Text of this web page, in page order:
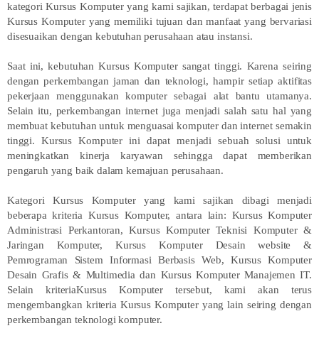
kategori Kursus Komputer yang kami sajikan, terdapat berbagai jenis
Kursus Komputer yang memiliki tujuan dan manfaat yang bervariasi
disesuaikan dengan kebutuhan perusahaan atau instansi.
Saat ini, kebutuhan Kursus Komputer sangat tinggi. Karena seiring
dengan perkembangan jaman dan teknologi, hampir setiap aktifitas
pekerjaan menggunakan komputer sebagai alat bantu utamanya.
Selain itu, perkembangan internet juga menjadi salah satu hal yang
membuat kebutuhan untuk menguasai komputer dan internet semakin
tinggi. Kursus Komputer ini dapat menjadi sebuah solusi untuk
meningkatkan kinerja karyawan sehingga dapat memberikan
pengaruh yang baik dalam kemajuan perusahaan.
Kategori Kursus Komputer yang kami sajikan dibagi menjadi
beberapa kriteria Kursus Komputer, antara lain: Kursus Komputer
Administrasi Perkantoran, Kursus Komputer Teknisi Komputer &
Jaringan Komputer, Kursus Komputer Desain website &
Pemrograman Sistem Informasi Berbasis Web, Kursus Komputer
Desain Grafis & Multimedia dan Kursus Komputer Manajemen IT.
Selain kriteriaKursus Komputer tersebut, kami akan terus
mengembangkan kriteria Kursus Komputer yang lain seiring dengan
perkembangan teknologi komputer.